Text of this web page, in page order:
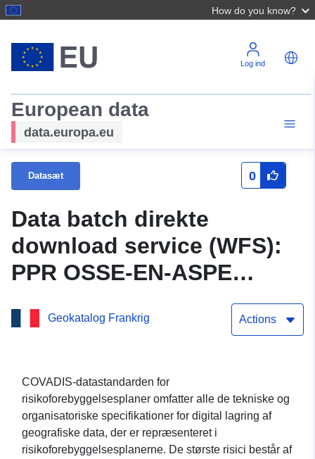
How do you know?
Log ind
European data
data.europa.eu
Datasæt 0
Data batch direkte
download service (WFS):
PPR OSSE-EN-ASPE
(64DDTM19970023) — Plan
for forebyggelse af
kommunen OSSE-EN-
ASPE (64433) —
departementet Pyrénées-
Geokatalog Frankrig Actions
COVADIS-datastandarden for
risikoforebyggelsesplaner omfatter alle de tekniske og
organisatoriske specifikationer for digital lagring af
geografiske data, der er repræsenteret i
risikoforebyggelsesplanerne. De største risici består af